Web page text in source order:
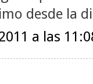
desde la
a las